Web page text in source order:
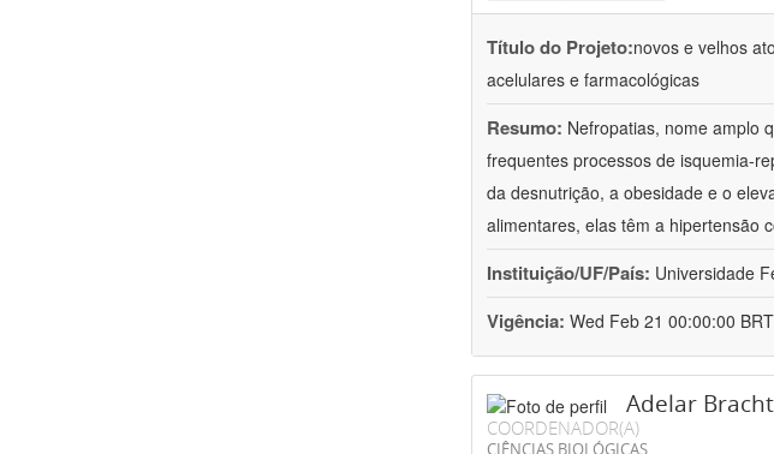
Título do Projeto:novos e velhos
acelulares e farmacológicas
Resumo: Nefropatias, nome amplo
frequentes processos de isquemia-
da desnutrição, a obesidade e o
alimentares, elas têm a hipertensão
Instituição/UF/País: Universidade
Vigência: Wed Feb 21 00:00:00
Adelar Bracht
COORDENADOR(A)
CIÊNCIAS BIOLÓGICAS